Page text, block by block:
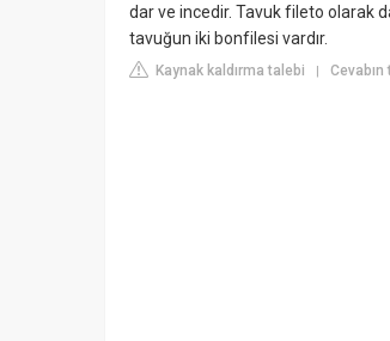
dar ve incedir. Tavuk fileto olarak
tavuğun iki bonfilesi vardır.
Kaynak kaldırma talebi |